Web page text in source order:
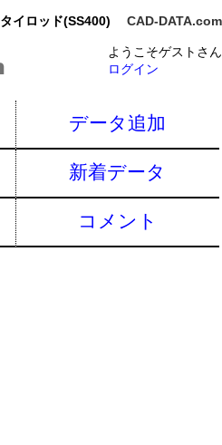
タイロッド(SS400) CAD-DATA.com
ようこそゲストさん
ログイン
データ追加
新着データ
コメント